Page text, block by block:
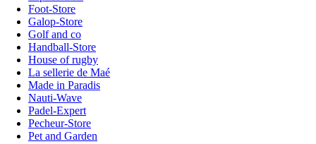
Foot-Store
Galop-Store
Golf and co
Handball-Store
House of rugby
La sellerie de Maé
Made in Paradis
Nauti-Wave
Padel-Expert
Pecheur-Store
Pet and Garden